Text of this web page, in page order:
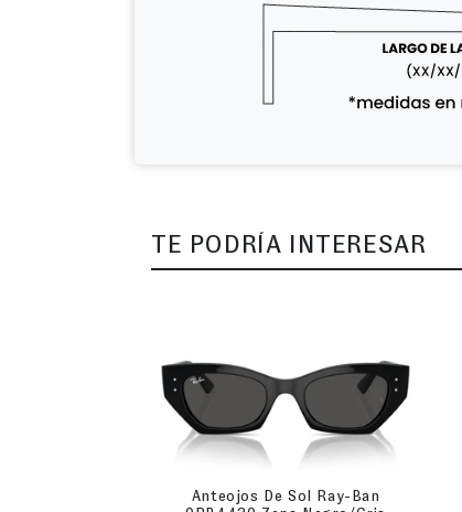
TE PODRÍA INTERESAR
Anteojos De Sol Ray-Ban